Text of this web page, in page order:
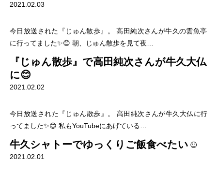
2021.02.03
今日放送された『じゅん散歩』。 高田純次さんが牛久の雲魚亭
に行ってました✨😊 朝、じゅん散歩を見て夜…
『じゅん散歩』で高田純次さんが牛久大仏
に😊
2021.02.02
今日放送された『じゅん散歩』。 高田純次さんが牛久大仏に行
ってました✨😊 私もYouTubeにあげている…
牛久シャトーでゆっくりご飯食べたい☺
2021.02.01